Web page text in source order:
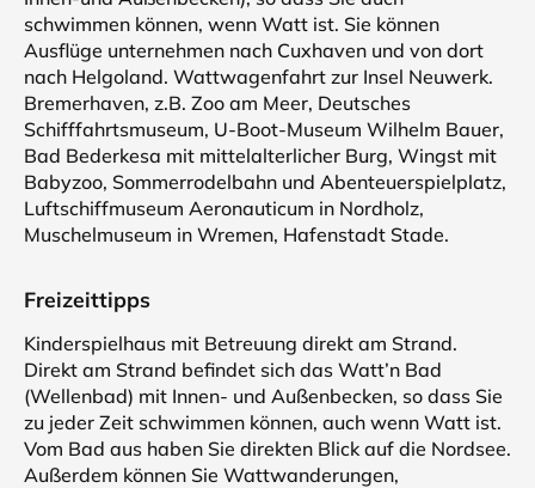
schwimmen können, wenn Watt ist. Sie können
Ausflüge unternehmen nach Cuxhaven und von dort
nach Helgoland. Wattwagenfahrt zur Insel Neuwerk.
Bremerhaven, z.B. Zoo am Meer, Deutsches
Schifffahrtsmuseum, U-Boot-Museum Wilhelm Bauer,
Bad Bederkesa mit mittelalterlicher Burg, Wingst mit
Babyzoo, Sommerrodelbahn und Abenteuerspielplatz,
Luftschiffmuseum Aeronauticum in Nordholz,
Muschelmuseum in Wremen, Hafenstadt Stade.
Freizeittipps
Kinderspielhaus mit Betreuung direkt am Strand.
Direkt am Strand befindet sich das Watt’n Bad
(Wellenbad) mit Innen- und Außenbecken, so dass Sie
zu jeder Zeit schwimmen können, auch wenn Watt ist.
Vom Bad aus haben Sie direkten Blick auf die Nordsee.
Außerdem können Sie Wattwanderungen,